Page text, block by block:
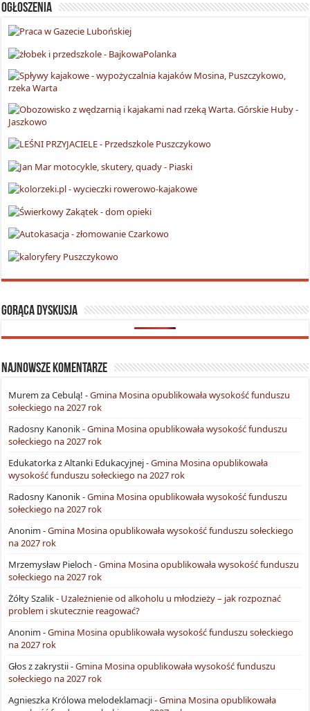
Ogłoszenia
Gorąca dyskusja
Najnowsze komentarze
Murem za Cebulą! -Gmina Mosina opublikowała wysokość funduszu
sołeckiego na 2027 rok
Radosny Kanonik-Gmina Mosina opublikowała wysokość funduszu
sołeckiego na 2027 rok
Edukatorka z Altanki Edukacyjnej-Gmina Mosina opublikowała
wysokość funduszu sołeckiego na 2027 rok
Radosny Kanonik-Gmina Mosina opublikowała wysokość funduszu
sołeckiego na 2027 rok
Anonim -Gmina Mosina opublikowała wysokość funduszu sołeckiego
na 2027 rok
Mrzemysław Pieloch -Gmina Mosina opublikowała wysokość funduszu
sołeckiego na 2027 rok
Żółty Szalik- Uzależnienie od alkoholu u młodzieży – jak rozpoznać
problem i skutecznie reagować?
Anonim -Gmina Mosina opublikowała wysokość funduszu sołeckiego
na 2027 rok
Głos z zakrystii-Gmina Mosina opublikowała wysokość funduszu
sołeckiego na 2027 rok
Agnieszka Królowa melodeklamacji-Gmina Mosina opublikowała